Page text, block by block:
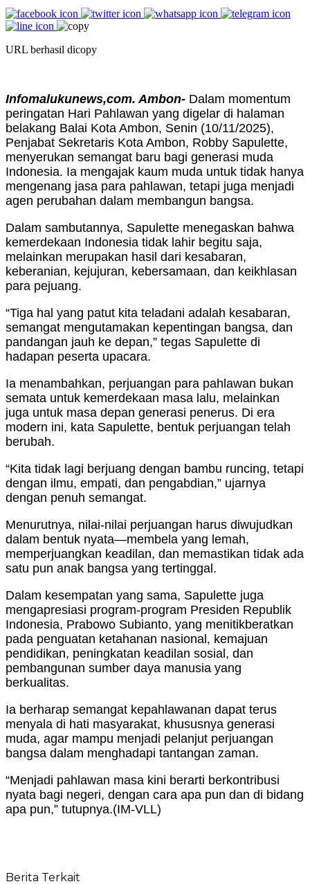
URL berhasil dicopy
Infomalukunews,com. Ambon- Dalam momentum
peringatan Hari Pahlawan yang digelar di halaman
belakang Balai Kota Ambon, Senin (10/11/2025),
Penjabat Sekretaris Kota Ambon, Robby Sapulette,
menyerukan semangat baru bagi generasi muda
Indonesia. Ia mengajak kaum muda untuk tidak hanya
mengenang jasa para pahlawan, tetapi juga menjadi
agen perubahan dalam membangun bangsa.
Dalam sambutannya, Sapulette menegaskan bahwa
kemerdekaan Indonesia tidak lahir begitu saja,
melainkan merupakan hasil dari kesabaran,
keberanian, kejujuran, kebersamaan, dan keikhlasan
para pejuang.
“Tiga hal yang patut kita teladani adalah kesabaran,
semangat mengutamakan kepentingan bangsa, dan
pandangan jauh ke depan,” tegas Sapulette di
hadapan peserta upacara.
Ia menambahkan, perjuangan para pahlawan bukan
semata untuk kemerdekaan masa lalu, melainkan
juga untuk masa depan generasi penerus. Di era
modern ini, kata Sapulette, bentuk perjuangan telah
berubah.
“Kita tidak lagi berjuang dengan bambu runcing, tetapi
dengan ilmu, empati, dan pengabdian,” ujarnya
dengan penuh semangat.
Menurutnya, nilai-nilai perjuangan harus diwujudkan
dalam bentuk nyata—membela yang lemah,
memperjuangkan keadilan, dan memastikan tidak ada
satu pun anak bangsa yang tertinggal.
Dalam kesempatan yang sama, Sapulette juga
mengapresiasi program-program Presiden Republik
Indonesia, Prabowo Subianto, yang menitikberatkan
pada penguatan ketahanan nasional, kemajuan
pendidikan, peningkatan keadilan sosial, dan
pembangunan sumber daya manusia yang
berkualitas.
Ia berharap semangat kepahlawanan dapat terus
menyala di hati masyarakat, khususnya generasi
muda, agar mampu menjadi pelanjut perjuangan
bangsa dalam menghadapi tantangan zaman.
“Menjadi pahlawan masa kini berarti berkontribusi
nyata bagi negeri, dengan cara apa pun dan di bidang
apa pun,” tutupnya.(IM-VLL)
Berita Terkait